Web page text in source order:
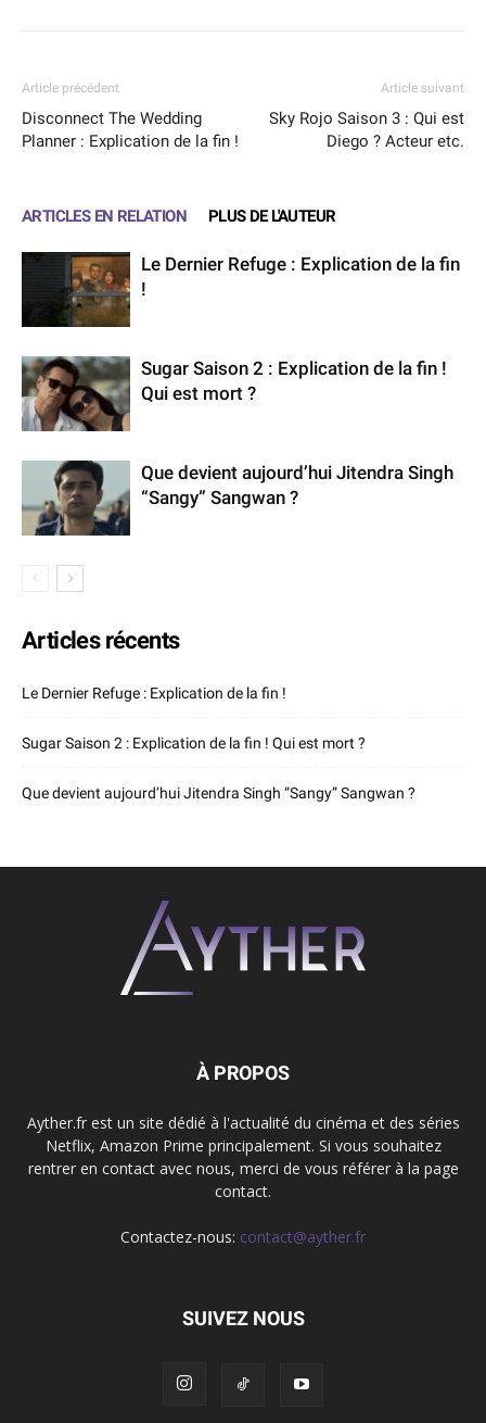
Article précédent
Disconnect The Wedding
Planner : Explication de la fin !
Article suivant
Sky Rojo Saison 3 : Qui est
Diego ? Acteur etc.
ARTICLES EN RELATION PLUS DE L'AUTEUR
Le Dernier Refuge : Explication de la fin
!
Sugar Saison 2 : Explication de la fin !
Qui est mort ?
Que devient aujourd’hui Jitendra Singh
“Sangy” Sangwan ?
Articles récents
Le Dernier Refuge : Explication de la fin !
Sugar Saison 2 : Explication de la fin ! Qui est mort ?
Que devient aujourd’hui Jitendra Singh “Sangy” Sangwan ?
À PROPOS
Ayther.fr est un site dédié à l'actualité du cinéma et des séries
Netflix, Amazon Prime principalement. Si vous souhaitez
rentrer en contact avec nous, merci de vous référer à la page
contact.
Contactez-nous: contact@ayther.fr
SUIVEZ NOUS